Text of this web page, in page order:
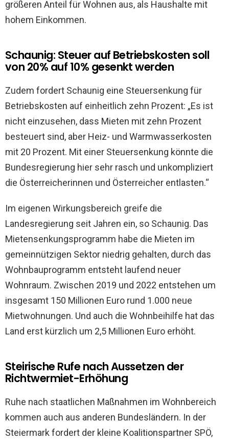
größeren Anteil für Wohnen aus, als Haushalte mit
hohem Einkommen.
Schaunig: Steuer auf Betriebskosten soll
von 20% auf 10% gesenkt werden
Zudem fordert Schaunig eine Steuersenkung für
Betriebskosten auf einheitlich zehn Prozent: „Es ist
nicht einzusehen, dass Mieten mit zehn Prozent
besteuert sind, aber Heiz- und Warmwasserkosten
mit 20 Prozent. Mit einer Steuersenkung könnte die
Bundesregierung hier sehr rasch und unkompliziert
die Österreicherinnen und Österreicher entlasten.“
Im eigenen Wirkungsbereich greife die
Landesregierung seit Jahren ein, so Schaunig. Das
Mietensenkungsprogramm habe die Mieten im
gemeinnützigen Sektor niedrig gehalten, durch das
Wohnbauprogramm entsteht laufend neuer
Wohnraum. Zwischen 2019 und 2022 entstehen um
insgesamt 150 Millionen Euro rund 1.000 neue
Mietwohnungen. Und auch die Wohnbeihilfe hat das
Land erst kürzlich um 2,5 Millionen Euro erhöht.
Steirische Rufe nach Aussetzen der
Richtwermiet-Erhöhung
Ruhe nach staatlichen Maßnahmen im Wohnbereich
kommen auch aus anderen Bundesländern. In der
Steiermark fordert der kleine Koalitionspartner SPÖ,